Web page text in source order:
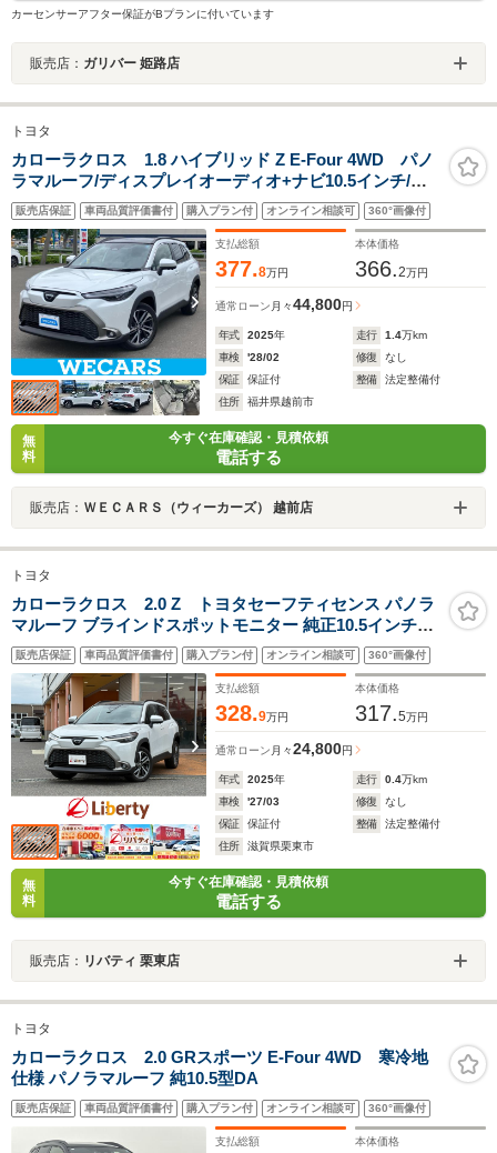
カーセンサーアフター保証がBプランに付いています
販売店： ガリバー 姫路店
トヨタ
カローラクロス 1.8 ハイブリッド Z E-Four 4WD パノ
ラマルーフ/ディスプレイオーディオ+ナビ10.5インチ/ト
ヨタセーフティセンス/シートヒーター 前席/全方位モニタ
ー/車線逸脱防止支援システム/電動バックドア/ヘッドラン
プ LED
販売店保証 車両品質評価書付 購入プラン付 オンライン相談可 360°画像付
支払総額
377.8万円
本体価格
366.2万円
通常ローン 月々44,800円
年式 2025年 走行 1.4万km
車検
'28/02 修復
なし
保証
保証付 整備
法定整備付
住所
福井県越前市
無
料
今すぐ在庫確認・見積依頼
電話する
販売店： ＷＥＣＡＲＳ（ウィーカーズ） 越前店
トヨタ
カローラクロス 2.0 Z トヨタセーフティセンス パノラ
マルーフ ブラインドスポットモニター 純正10.5インチデ
ィスプレイ Bluetooth対応 パノラミックビューモニター
ETC2.0 パワーバックドア LEDヘッドライト スマートキ
ー 純正アルミ
販売店保証 車両品質評価書付 購入プラン付 オンライン相談可 360°画像付
支払総額
328.9万円
本体価格
317.5万円
通常ローン 月々24,800円
年式 2025年 走行 0.4万km
車検
'27/03 修復
なし
保証
保証付 整備
法定整備付
住所
滋賀県栗東市
無
料
今すぐ在庫確認・見積依頼
電話する
販売店： リバティ 栗東店
トヨタ
カローラクロス 2.0 GRスポーツ E-Four 4WD 寒冷地
仕様 パノラマルーフ 純10.5型DA
販売店保証 車両品質評価書付 購入プラン付 オンライン相談可 360°画像付
支払総額 本体価格